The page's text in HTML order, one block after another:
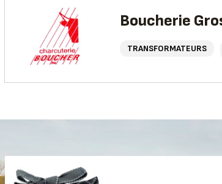
Boucherie
TRANSFORMATEURS